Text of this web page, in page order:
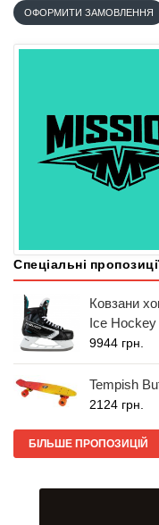
ОФОРМИТИ ЗАМОВЛЕННЯ
Спеціальні
Ковзани
Ice
9944 грн.
Tempish
2124 грн.
БІЛЬШЕ ПРОПОЗИЦІЙ